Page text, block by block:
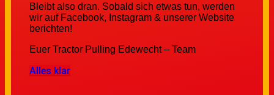
Bleibt also dran. Sobald sich etwas tun, werden
wir auf Facebook, Instagram & unserer Website
berichten!
Euer Tractor Pulling Edewecht – Team
Alles klar